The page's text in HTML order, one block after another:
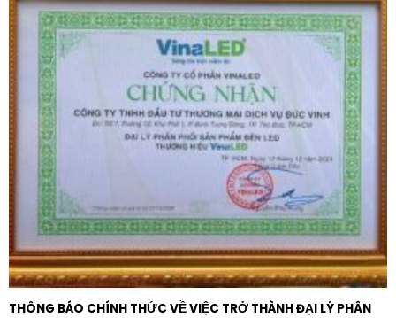
CO/CQ, chế độ bảo hành dài hạn và hỗ trợ kỹ thuật
chuyên nghiệp. Đầu tư vào thiết bị Schneider là đầu tư
vào sự an tâm và bền vững cho mọi hệ thống điện hiện
đại.
THÔNG BÁO CHÍNH THỨC VỀ VIỆC TRỞ THÀNH ĐẠI LÝ PHÂN